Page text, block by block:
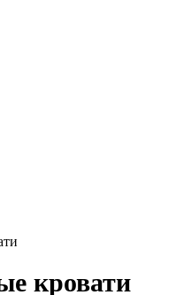
кровати